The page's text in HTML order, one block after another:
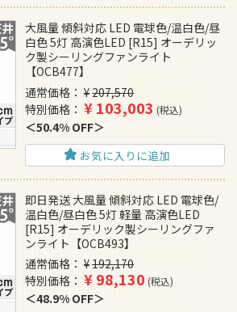
大風量 傾斜対応 LED 電球色/温白色/昼
白色 5灯 高演色LED [R15] オーデリッ
ク製シーリングファンライト
【OCB477】
通常価格
¥207,570
特別価格
¥103,003 税込
50.4% OFF
お気に入りに追加
即日発送 大風量 傾斜対応 LED 電球色/
温白色/昼白色 5灯 軽量 高演色LED
[R15] オーデリック製シーリングファ
ンライト【OCB493】
通常価格
¥192,170
特別価格
¥98,130 税込
48.9% OFF